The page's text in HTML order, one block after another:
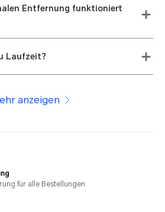
Entfernung funktioniert
Laufzeit?
anzeigen
für alle Bestellungen